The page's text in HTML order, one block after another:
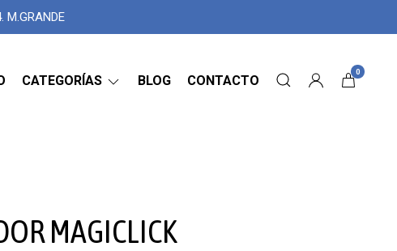
M.GRANDE
CATEGORÍAS BLOG CONTACTO
0
MAGICLICK